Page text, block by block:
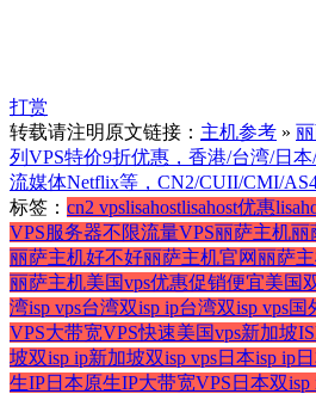
打赏
转载请注明原文链接： 主机参考 »
列VPS特价9折优惠，香港/台湾/日
流媒体Netflix等，CN2/CUII/CMI/
标签： cn2 vpslisahostlisahost优惠
VPS服务器不限流量VPS丽萨主机丽
丽萨主机好不好丽萨主机官网丽萨
丽萨主机美国vps优惠促销便宜美国
湾isp vps台湾双isp ip台湾双isp vps国
VPS大带宽VPS快速美国vps新加坡
坡双isp ip新加坡双isp vps日本isp ip
生IP日本原生IP大带宽VPS 日本双isp